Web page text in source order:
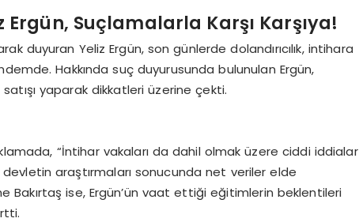
Suçlamalarla Karşı Karşıya!
duyuran Yeliz Ergün, son günlerde dolandırıcılık, intihara
Hakkında suç duyurusunda bulunulan Ergün,
yaparak dikkatleri üzerine çekti.
“İntihar vakaları da dahil olmak üzere ciddi iddialar
araştırmaları sonucunda net veriler elde
Bakırtaş ise, Ergün’ün vaat ettiği eğitimlerin beklentileri